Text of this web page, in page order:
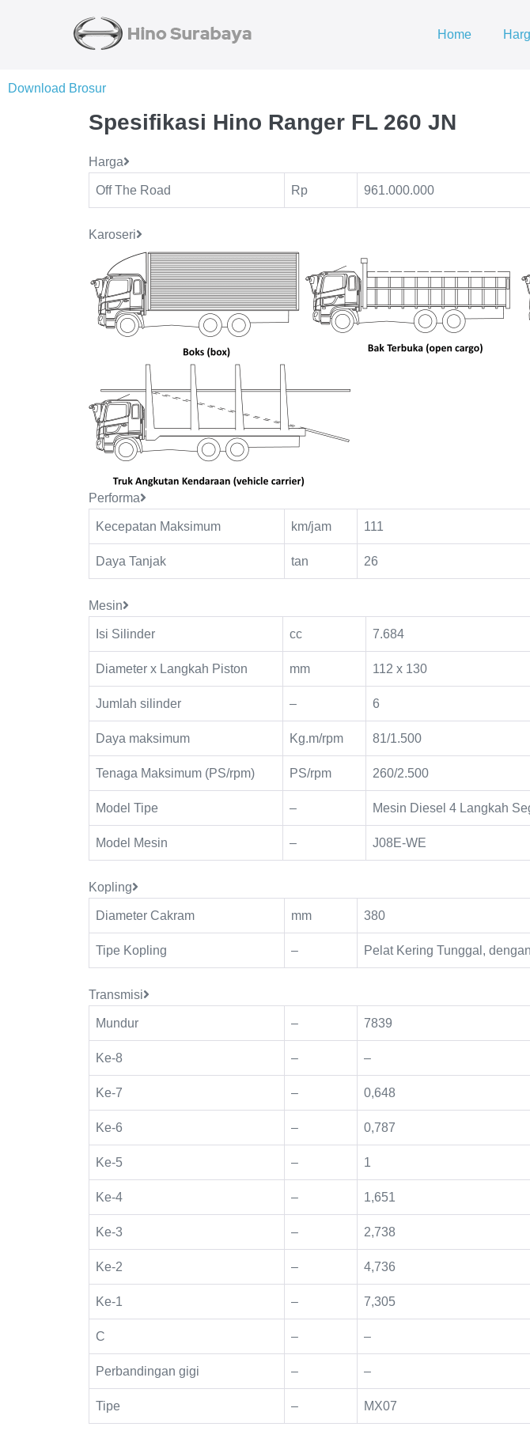
Home
Download Brosur
Spesifikasi Hino Ranger FL 260 JN
Harga
Off The Road Rp 961.000.000
Karoseri
Performa
Kecepatan Maksimum km/jam 111
Daya Tanjak tan 26
Mesin
Isi Silinder cc 7.684
Diameter x Langkah Piston mm 112 x 130
Jumlah silinder – 6
Daya maksimum Kg.m/rpm 81/1.500
Tenaga Maksimum (PS/rpm) PS/rpm 260/2.500
Model Tipe – Mesin Diesel 4 Langkah
Model Mesin – J08E-WE
Kopling
Diameter Cakram mm 380
Tipe Kopling – Pelat Kering Tunggal,
Transmisi
Mundur – 7839
Ke-8 – –
Ke-7 – 0,648
Ke-6 – 0,787
Ke-5 – 1
Ke-4 – 1,651
Ke-3 – 2,738
Ke-2 – 4,736
Ke-1 – 7,305
C – –
Perbandingan gigi – –
Tipe – MX07